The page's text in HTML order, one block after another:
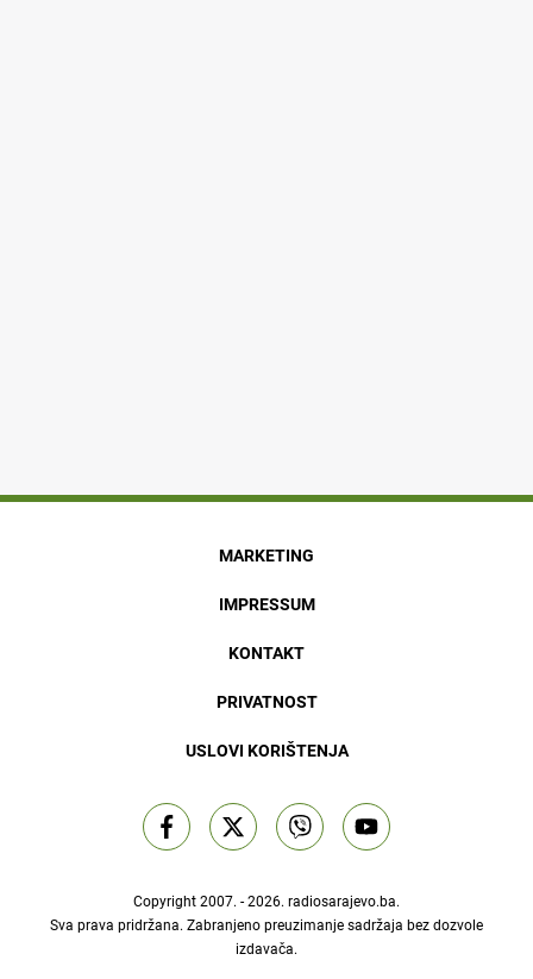
MARKETING
IMPRESSUM
KONTAKT
PRIVATNOST
USLOVI KORIŠTENJA
Copyright 2007. - 2026. radiosarajevo.ba.
Sva prava pridržana. Zabranjeno preuzimanje sadržaja bez dozvole
izdavača.